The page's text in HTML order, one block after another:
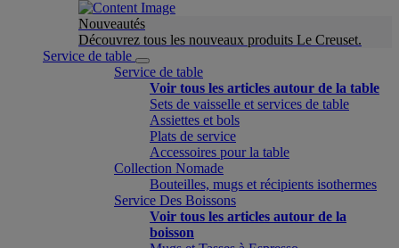
Nouveautés
Découvrez tous les nouveaux produits Le Creuset.
Service de table
Service de table
Voir tous les articles autour de la table
Sets de vaisselle et services de table
Assiettes et bols
Plats de service
Accessoires pour la table
Collection Nomade
Bouteilles, mugs et récipients isothermes
Service Des Boissons
Voir tous les articles autour de la
boisson